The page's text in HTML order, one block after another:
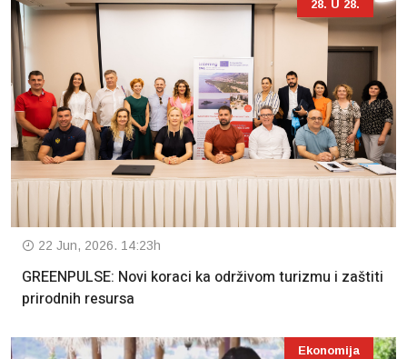
28. U 28.
22 Jun, 2026. 14:23h
GREENPULSE: Novi koraci ka održivom turizmu i zaštiti
prirodnih resursa
Ekonomija